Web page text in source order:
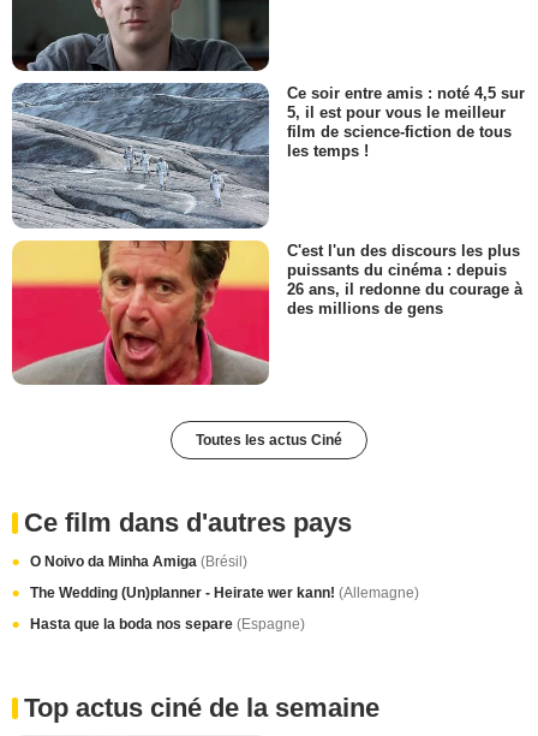
Ce soir entre amis : noté 4,5 sur
5, il est pour vous le meilleur
film de science-fiction de tous
les temps !
C'est l'un des discours les plus
puissants du cinéma : depuis
26 ans, il redonne du courage à
des millions de gens
Toutes les actus Ciné
Ce film dans d'autres pays
O Noivo da Minha Amiga (Brésil)
The Wedding (Un)planner - Heirate wer kann! (Allemagne)
Hasta que la boda nos separe (Espagne)
Top actus ciné de la semaine